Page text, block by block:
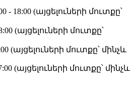
- 18:00 (այցելուների մուտքը՝
(այցելուների մուտքը՝
(այցելուների մուտքը՝ մինչև
(այցելուների մուտքը՝ մինչև